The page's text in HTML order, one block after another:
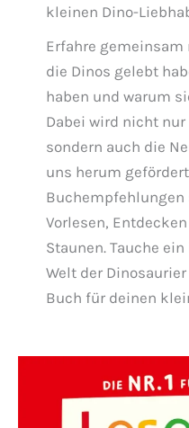
kleinen Dino-
Erfahre
die Dinos gelebt
haben und warum
Dabei wird nicht
sondern auch die
uns herum
Vorlesen,
Staunen. Tauche
Welt der
Buch für deinen